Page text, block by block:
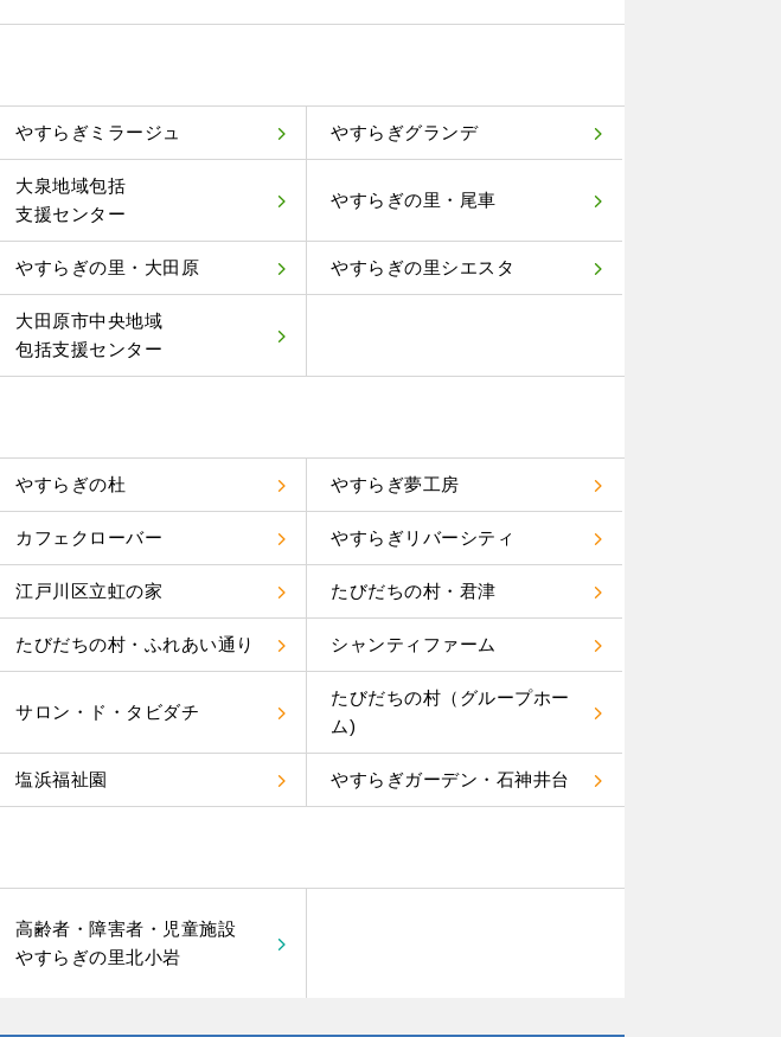
やすらぎミラージュ やすらぎグランデ
大泉地域包括
支援センター
やすらぎの里・尾車
やすらぎの里・大田原 やすらぎの里シエスタ
大田原市中央地域
包括支援センター
やすらぎの杜 やすらぎ夢工房
カフェクローバー やすらぎリバーシティ
江戸川区立虹の家 たびだちの村・君津
たびだちの村・ふれあい通り シャンティファーム
サロン・ド・タビダチ
たびだちの村（グループホー
ム)
塩浜福祉園 やすらぎガーデン・石神井台
高齢者・障害者・児童施設
やすらぎの里北小岩